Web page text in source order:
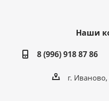
Наши
8 (996) 918 87 86
г.